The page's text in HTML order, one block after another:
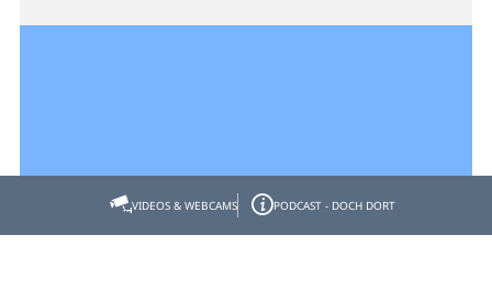
VIDEOS & WEBCAMS PODCAST - DOCH DORT